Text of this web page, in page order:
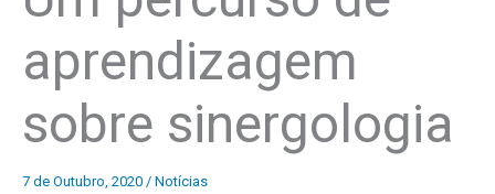
aprendizagem
sobre sinergologia
7 de Outubro, 2020 / Notícias